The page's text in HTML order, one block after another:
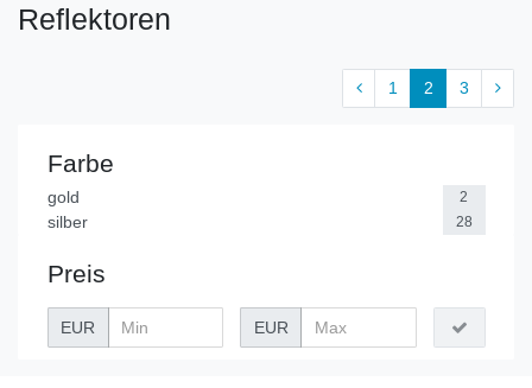
Reflektoren
1 2 3
Farbe
gold 2
silber 28
Preis
EUR EUR